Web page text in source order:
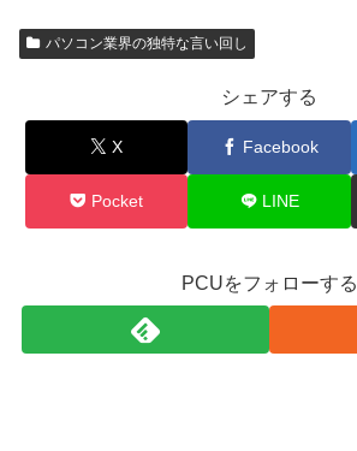
パソコン業界の独特な言い回し
シェアする
X Facebook
Pocket LINE
PCUをフォローする